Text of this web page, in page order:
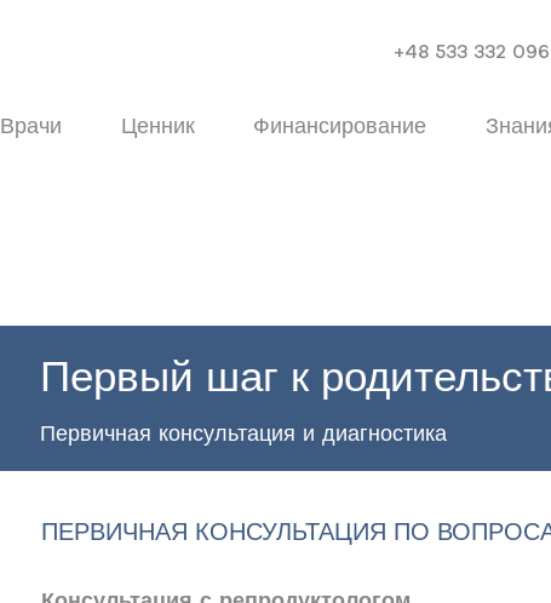
+48 533 332 096
Врачи Ценник Финансирование
Первый шаг к
Первичная консультация и диагностика
ПЕРВИЧНАЯ КОНСУЛЬТАЦИЯ ПО